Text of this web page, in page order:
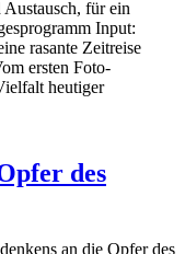
für ein
Input:
rasante Zeitreise
ersten Foto-
heutiger
des
an die Opfer des